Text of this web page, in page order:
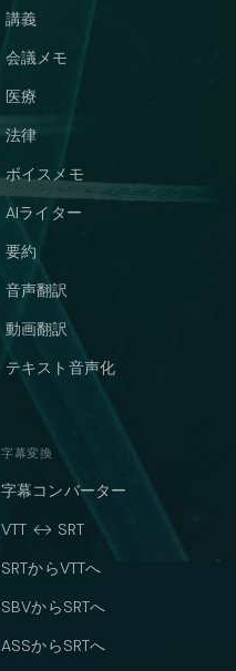
講義
会議メモ
医療
法律
ボイスメモ
AIライター
要約
音声翻訳
動画翻訳
テキスト音声化
字幕変換
字幕コンバーター
VTT ↔ SRT
SRTからVTTへ
SBVからSRTへ
ASSからSRTへ